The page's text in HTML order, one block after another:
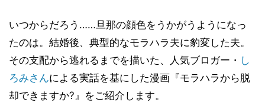
いつからだろう……旦那の顔色をうかがうようになっ
たのは。結婚後、典型的なモラハラ夫に豹変した夫。
その支配から逃れるまでを描いた、人気ブロガー・ し
ろみさんによる実話を基にした漫画『モラハラから脱
却できますか?』をご紹介します。